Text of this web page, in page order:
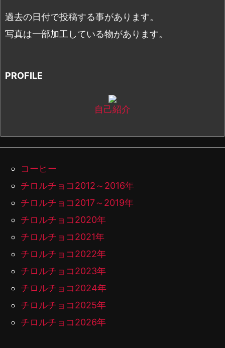
過去の日付で投稿する事があります。
写真は一部加工している物があります。
PROFILE
自己紹介
コーヒー
チロルチョコ2012～2016年
チロルチョコ2017～2019年
チロルチョコ2020年
チロルチョコ2021年
チロルチョコ2022年
チロルチョコ2023年
チロルチョコ2024年
チロルチョコ2025年
チロルチョコ2026年